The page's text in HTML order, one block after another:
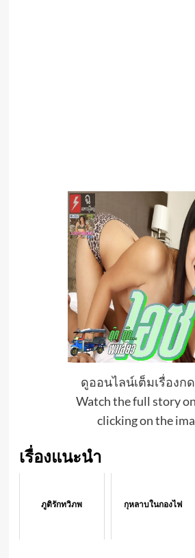
ดูออนไลน์เต็มเรื่องก
Watch the full story
clicking on the
เรื่องแนะนำ
ภูติรักทวิภพ กุหลาบในกองไฟ